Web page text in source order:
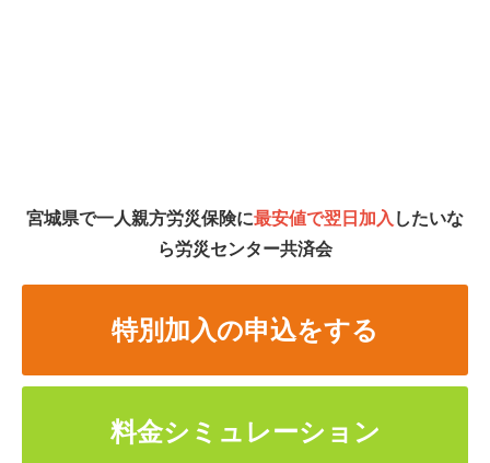
宮城県で一人親方労災保険に最安値で翌日加入 したいな
ら労災センター共済会
特別加入の申込をする
料金シミュレーション